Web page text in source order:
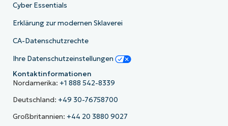
Cyber Essentials
Erklärung zur modernen Sklaverei
CA-Datenschutzrechte
Ihre Datenschutzeinstellungen
Kontaktinformationen
Nordamerika: +1 888 542-8339
Deutschland: +49 30-76758700
Großbritannien: +44 20 3880 9027